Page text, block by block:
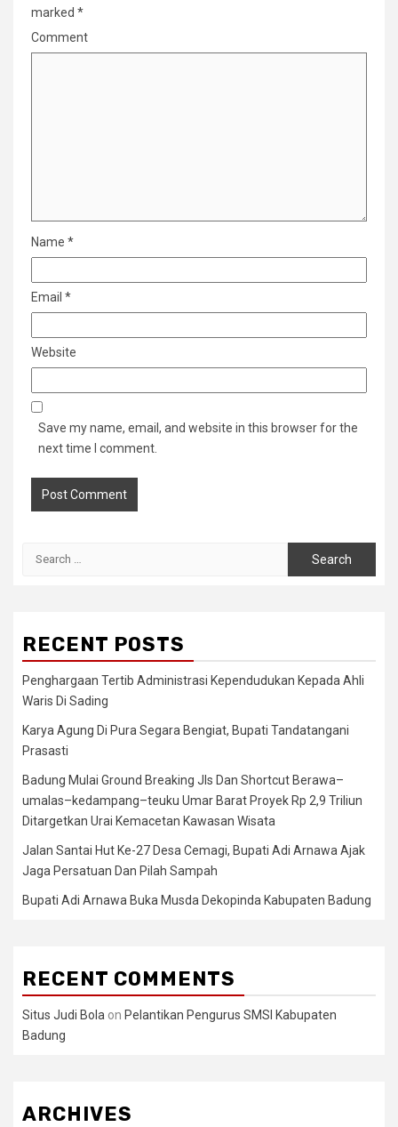
marked *
Comment
Name *
Email *
Website
Save my name, email, and website in this browser for the
next time I comment.
RECENT POSTS
Penghargaan Tertib Administrasi Kependudukan Kepada Ahli
Waris Di Sading
Karya Agung Di Pura Segara Bengiat, Bupati Tandatangani
Prasasti
Badung Mulai Ground Breaking Jls Dan Shortcut Berawa–
umalas–kedampang–teuku Umar Barat Proyek Rp 2,9 Triliun
Ditargetkan Urai Kemacetan Kawasan Wisata
Jalan Santai Hut Ke-27 Desa Cemagi, Bupati Adi Arnawa Ajak
Jaga Persatuan Dan Pilah Sampah
Bupati Adi Arnawa Buka Musda Dekopinda Kabupaten Badung
RECENT COMMENTS
Situs Judi Bola on Pelantikan Pengurus SMSI Kabupaten
Badung
ARCHIVES